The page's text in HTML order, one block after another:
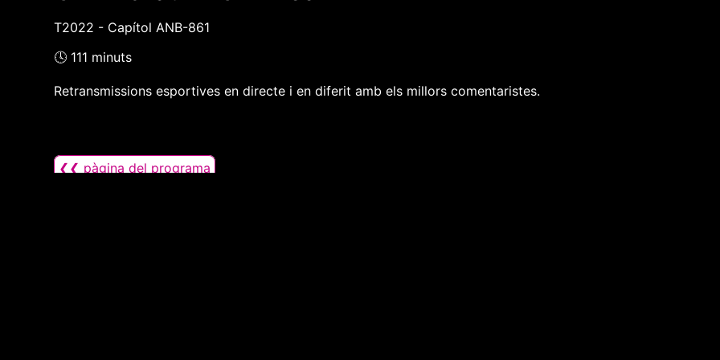
T2022 - Capítol ANB-861
🕓 111 minuts
Retransmissions esportives en directe i en diferit amb els millors comentaristes.
❮❮ pàgina del programa